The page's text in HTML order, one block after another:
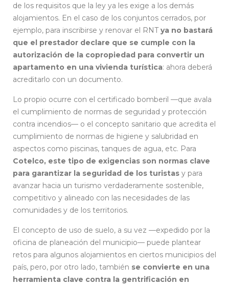
de los requisitos que la ley ya les exige a los demás
alojamientos. En el caso de los conjuntos cerrados, por
ejemplo, para inscribirse y renovar el RNTya no bastará
que el prestador declare que se cumple con la
autorización de la copropiedad para convertir un
apartamento en una vivienda turística: ahora deberá
acreditarlo con un documento.
Lo propio ocurre con el certificado bomberil —que avala
el cumplimiento de normas de seguridad y protección
contra incendios— o el concepto sanitario que acredita el
cumplimiento de normas de higiene y salubridad en
aspectos como piscinas, tanques de agua, etc. Para
Cotelco, este tipo de exigencias son normas clave
para garantizar la seguridad de los turistas y para
avanzar hacia un turismo verdaderamente sostenible,
competitivo y alineado con las necesidades de las
comunidades y de los territorios.
El concepto de uso de suelo, a su vez —expedido por la
oficina de planeación del municipio— puede plantear
retos para algunos alojamientos en ciertos municipios del
país, pero, por otro lado, también se convierte en una
herramienta clave contra la gentrificación en